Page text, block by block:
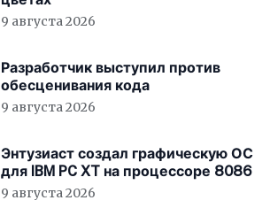
9 августа 2026
Разработчик выступил против
обесценивания кода
9 августа 2026
Энтузиаст создал графическую ОС
для IBM PC XT на процессоре 8086
9 августа 2026